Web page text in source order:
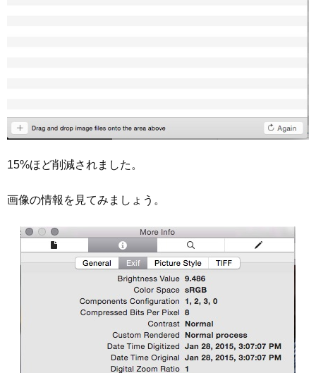
15%ほど削減されました。
画像の情報を見てみましょう。